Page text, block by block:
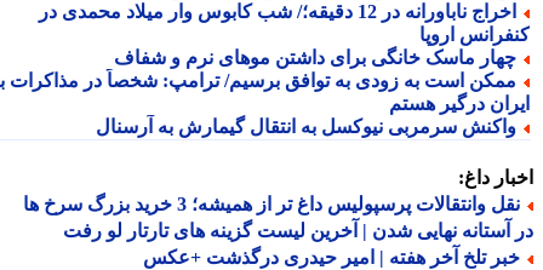
اخراج ناباورانه در 12 دقیقه؛/ شب کابوس وار میلاد محمدی در
اروپا
ماسک خانگی برای داشتن موهای نرم و شفاف
است به زودی به توافق برسیم/ ترامپ: شخصاً در مذاکرات با
درگیر هستم
سرمربی نیوکسل به انتقال گیمارش به آرسنال
داغ:
نقل وانتقالات پرسپولیس داغ تر از همیشه؛ 3 خرید بزرگ سرخ ها
آستانه نهایی شدن | آخرین لیست گزینه های تارتار لو رفت
تلخ آخر هفته | امیر حیدری درگذشت +عکس